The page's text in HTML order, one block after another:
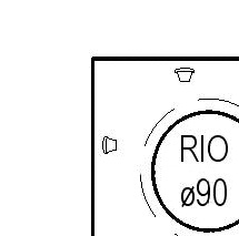
Downloads